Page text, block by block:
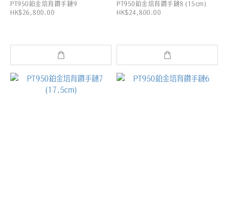
PT950鉑金培育鑽手鏈9
HK$26,800.00
PT950鉑金培育鑽手鏈8 (15cm)
HK$24,800.00